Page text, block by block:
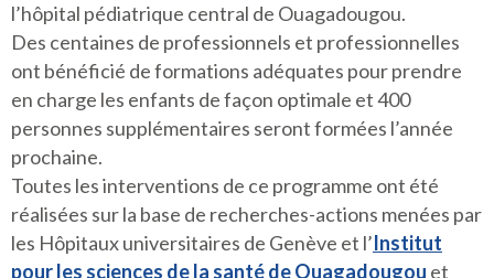
l’hôpital pédiatrique central de Ouagadougou.
Des centaines de professionnels et professionnelles
ont bénéficié de formations adéquates pour prendre
en charge les enfants de façon optimale et 400
personnes supplémentaires seront formées l’année
prochaine.
Toutes les interventions de ce programme ont été
réalisées sur la base de recherches-actions menées par
les Hôpitaux universitaires de Genève et l’Institut
pour les sciences de la santé de Ouagadougou et